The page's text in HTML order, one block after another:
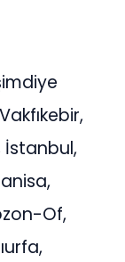
İstanbul,
Of,